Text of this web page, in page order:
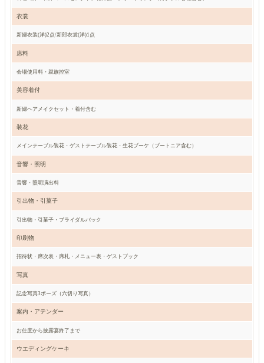
衣裳
新婦衣装(洋)2点/新郎衣裳(洋)1点
席料
会場使用料・親族控室
美容着付
新婦ヘアメイクセット・着付含む
装花
メインテーブル装花・ゲストテーブル装花・生花ブーケ（ブートニア含む）
音響・照明
音響・照明演出料
引出物・引菓子
引出物・引菓子・ブライダルバック
印刷物
招待状・席次表・席札・メニュー表・ゲストブック
写真
記念写真3ポーズ（六切り写真）
案内・アテンダー
お仕度から披露宴終了まで
ウエディングケーキ